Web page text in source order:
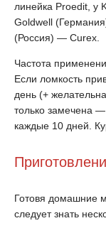
линейка Proedit, у
Goldwell
(Россия) — Curex.
Частота
Если ломкость
день (+
только замечена
каждые 10 дней.
Готовя домашние
следует знать